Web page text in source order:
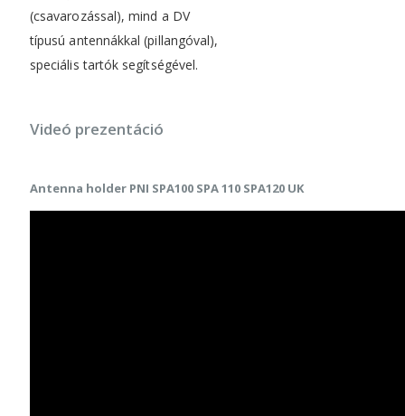
(csavarozással), mind a DV
típusú antennákkal (pillangóval),
speciális tartók segítségével.
Videó prezentáció
Antenna holder PNI SPA100 SPA 110 SPA120 UK